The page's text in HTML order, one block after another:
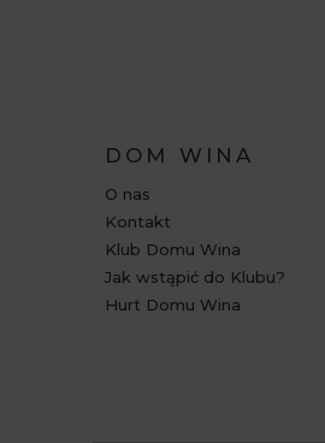
DOM WINA
O nas
Kontakt
Klub Domu Wina
Jak wstąpić do Klubu?
Hurt Domu Wina